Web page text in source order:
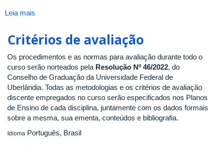
Leia mais
de
avaliação
Critérios de avaliação
Os procedimentos e as normas para avaliação durante todo o
curso serão norteados pela Resolução Nº 46/2022, do
Conselho de Graduação da Universidade Federal de
Uberlândia. Todas as metodologias e os critérios de avaliação
discente empregados no curso serão especificados nos Planos
de Ensino de cada disciplina, juntamente com os dados formais
sobre a mesma, sua ementa, conteúdos e bibliografia.
Idioma Português, Brasil